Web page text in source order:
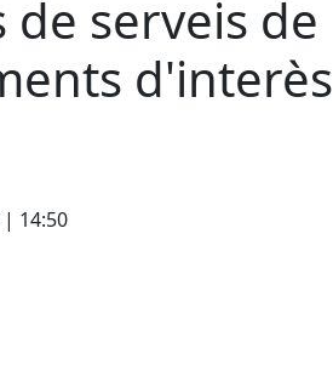
serveis de
d'interès
| 14:50